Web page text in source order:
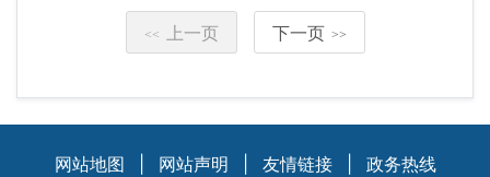
<< 上一页 下一页 >>
网站地图 网站声明 友情链接 政务热线